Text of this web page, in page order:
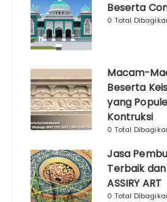
Beserta
0 Total
Macam-
Beserta
yang
Kontruksi
0 Total
Jasa
Terbaik
ASSIRY ART
0 Total